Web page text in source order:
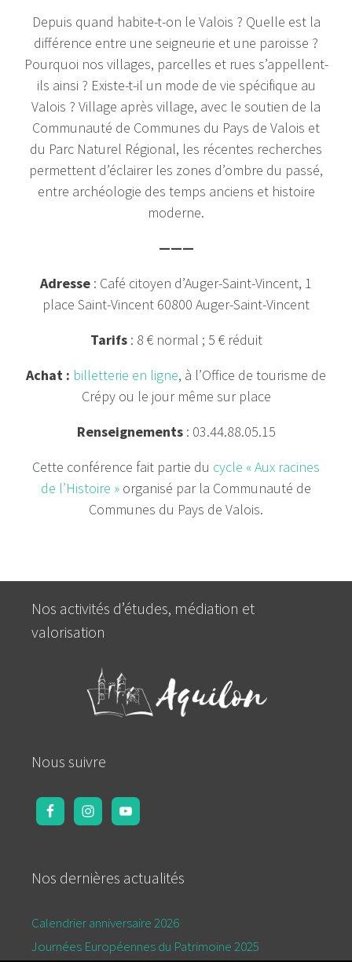
Depuis quand habite-t-on le Valois ? Quelle est la
différence entre une seigneurie et une paroisse ?
Pourquoi nos villages, parcelles et rues s’appellent-
ils ainsi ? Existe-t-il un mode de vie spécifique au
Valois ? Village après village, avec le soutien de la
Communauté de Communes du Pays de Valois et
du Parc Naturel Régional, les récentes recherches
permettent d’éclairer les zones d’ombre du passé,
entre archéologie des temps anciens et histoire
moderne.
———
Adresse : Café citoyen d’Auger-Saint-Vincent, 1
place Saint-Vincent 60800 Auger-Saint-Vincent
Tarifs: 8 € normal ; 5 € réduit
Achat : billetterie en ligne, à l’Office de tourisme de
Crépy ou le jour même sur place
Renseignements: 03.44.88.05.15
Cette conférence fait partie du cycle « Aux racines
de l’Histoire » organisé par la Communauté de
Communes du Pays de Valois.
Nos activités d’études, médiation et
valorisation
Nous suivre
Nos dernières actualités
Calendrier anniversaire 2026
Journées Européennes du Patrimoine 2025